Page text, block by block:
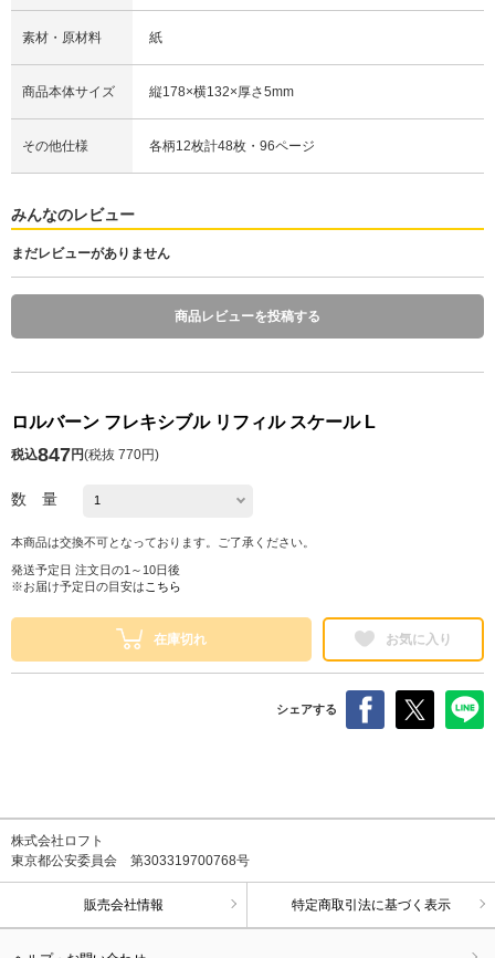
素材・原材料 紙
商品本体サイズ 縦178×横132×厚さ5mm
その他仕様 各柄12枚計48枚・96ページ
みんなのレビュー
まだレビューがありません
商品レビューを投稿する
ロルバーン フレキシブル リフィル スケール L
税込847円(税抜 770円)
数 量
本商品は交換不可となっております。ご了承ください。
発送予定日 注文日の1～10日後
※お届け予定日の目安は こちら
在庫切れ お気に入り
シェアする
株式会社ロフト
東京都公安委員会 第303319700768号
販売会社情報 特定商取引法に基づく表示